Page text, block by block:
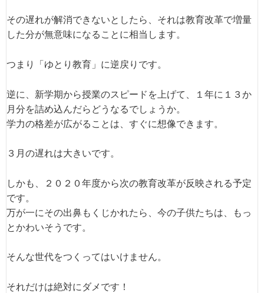
その遅れが解消できないとしたら、それは教育改革で増量
した分が無意味になることに相当します。
つまり「ゆとり教育」に逆戻りです。
逆に、新学期から授業のスピードを上げて、１年に１３か
月分を詰め込んだらどうなるでしょうか。
学力の格差が広がることは、すぐに想像できます。
３月の遅れは大きいです。
しかも、２０２０年度から次の教育改革が反映される予定
です。
万が一にその出鼻もくじかれたら、今の子供たちは、もっ
とかわいそうです。
そんな世代をつくってはいけません。
それだけは絶対にダメです！